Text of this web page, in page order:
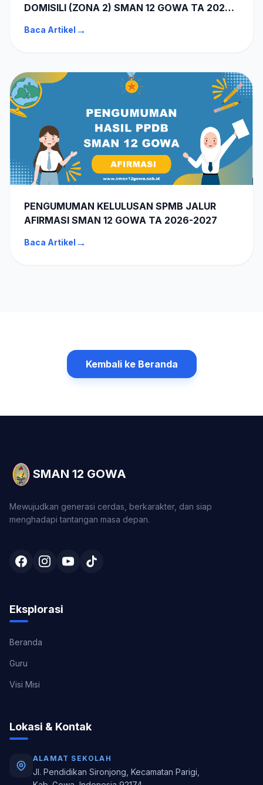
DOMISILI (ZONA 2) SMAN 12 GOWA TA 2026-
Baca Artikel →
PENGUMUMAN KELULUSAN SPMB JALUR
AFIRMASI SMAN 12 GOWA TA 2026-2027
Baca Artikel →
Kembali ke Beranda
SMAN 12 GOWA
Mewujudkan generasi cerdas, berkarakter, dan siap
menghadapi tantangan masa depan.
Eksplorasi
Beranda
Guru
Visi Misi
Lokasi & Kontak
ALAMAT SEKOLAH
Jl. Pendidikan Sironjong, Kecamatan Parigi,